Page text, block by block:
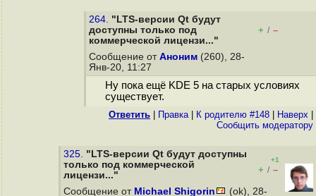
264. "LTS-версии Qt будут
доступны только под
коммерческой лицензи..."
+ / –
Сообщение от Аноним (260), 28-
Янв-20, 11:27
Ну пока ещё KDE 5 на старых условиях
существует.
Ответить Правка| К родителю #148 Наверх
Cообщить модератору
325. "LTS-версии Qt будут доступны
только под коммерческой
лицензи..."
+1
+ / –
Сообщение от Michael Shigorin (ok), 28-